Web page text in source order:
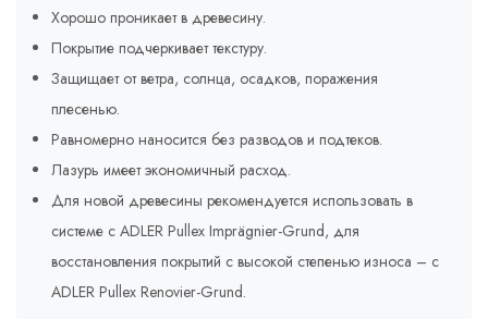
Хорошо проникает в древесину.
Покрытие подчеркивает текстуру.
Защищает от ветра, солнца, осадков, поражения
плесенью.
Равномерно наносится без разводов и подтеков.
Лазурь имеет экономичный расход.
Для новой древесины рекомендуется использовать в
системе с ADLER Pullex Imprägnier-Grund, для
восстановления покрытий с высокой степенью износа – с
ADLER Pullex Renovier-Grund.